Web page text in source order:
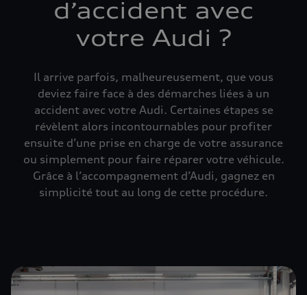
d’accident avec
votre Audi ?
Il arrive parfois, malheureusement, que vous
deviez faire face à des démarches liées à un
accident avec votre Audi. Certaines étapes se
révèlent alors incontournables pour profiter
ensuite d’une prise en charge de votre assurance
ou simplement pour faire réparer votre véhicule.
Grâce à l’accompagnement d’Audi, gagnez en
simplicité tout au long de cette procédure.